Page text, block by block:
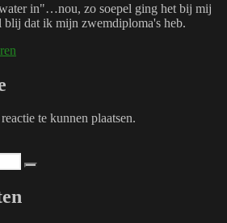
in"…nou, zo soepel ging het bij mij
blij dat ik mijn zwemdiploma's heb.
te kunnen plaatsen.